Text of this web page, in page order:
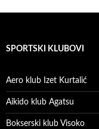
SPORTSKI KLUBOVI
Aero klub Izet Kurtalić
Aikido klub Agatsu
Bokserski klub Visoko